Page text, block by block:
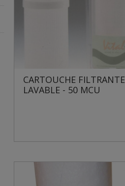
CARTOUCHE FILTRANTE
LAVABLE - 50 MCU